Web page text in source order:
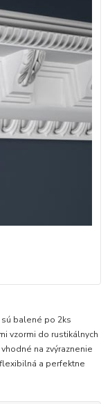
balené po 2ks
vzormi do rustikálnych
na zvýraznenie
a perfektne